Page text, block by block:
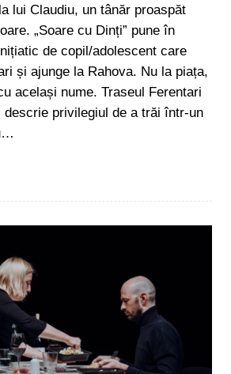
lui Claudiu, un tânăr proaspăt
„Soare cu Dinți” pune în
de copil/adolescent care
și ajunge la Rahova. Nu la piața,
același nume. Traseul Ferentari
descrie privilegiul de a trăi într-un